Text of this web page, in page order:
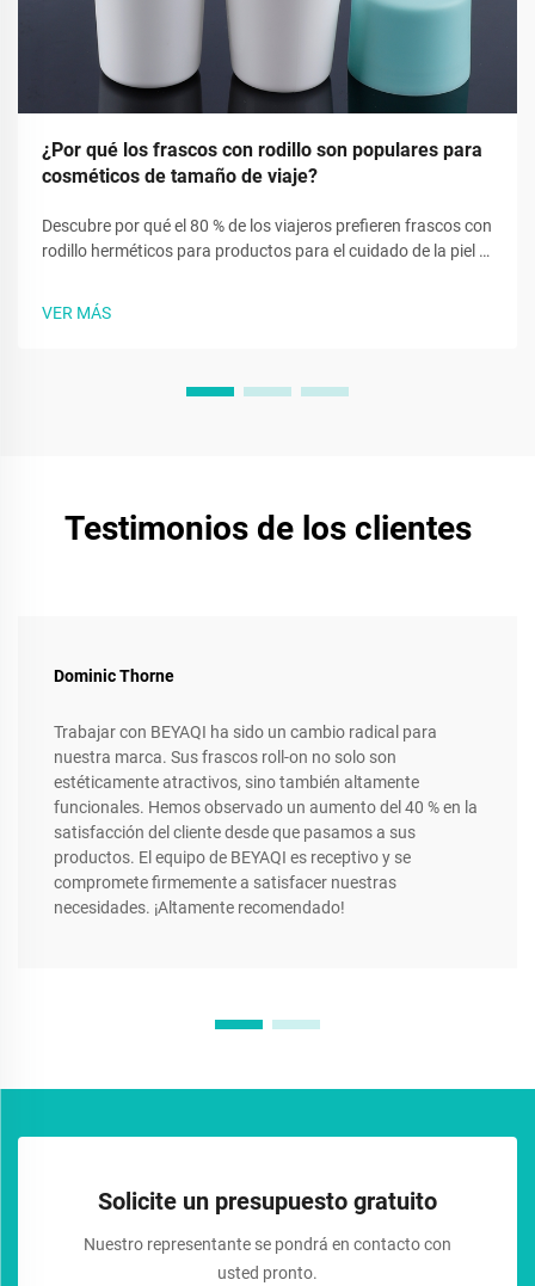
¿Por qué los frascos con rodillo son populares para
cosméticos de tamaño de viaje?
Descubre por qué el 80 % de los viajeros prefieren frascos con
rodillo herméticos para productos para el cuidado de la piel y
cumplimiento con TSA impulsan un crecimiento del mercado
VER MÁS
Testimonios de los clientes
Dominic Thorne
Trabajar con BEYAQI ha sido un cambio radical para
nuestra marca. Sus frascos roll-on no solo son
estéticamente atractivos, sino también altamente
funcionales. Hemos observado un aumento del 40 % en la
satisfacción del cliente desde que pasamos a sus
productos. El equipo de BEYAQI es receptivo y se
compromete firmemente a satisfacer nuestras
necesidades. ¡Altamente recomendado!
Solicite un presupuesto gratuito
Nuestro representante se pondrá en contacto con
usted pronto.